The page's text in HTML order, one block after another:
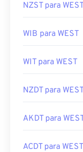
NZST para
WIB para WEST
WIT para WEST
NZDT para
AKDT para
ACDT para WEST